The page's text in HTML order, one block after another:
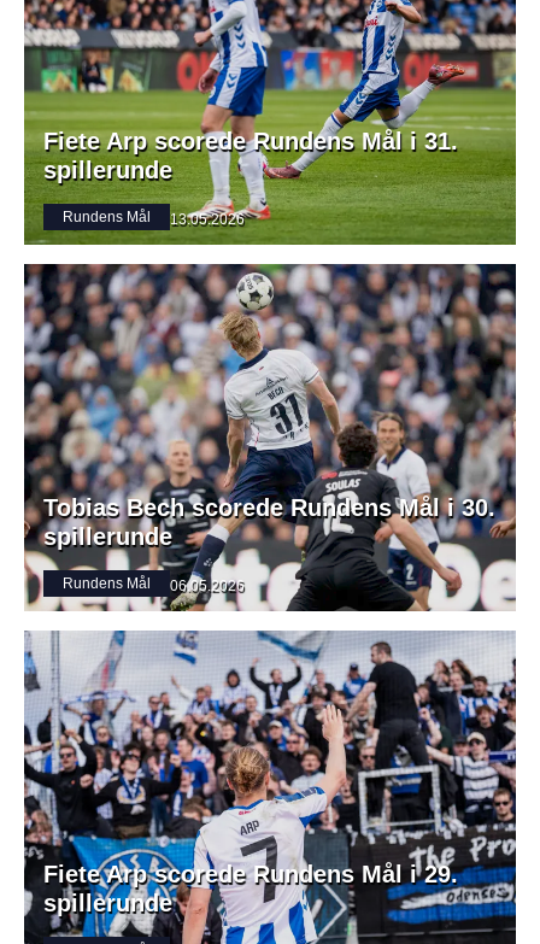
Fiete Arp scorede Rundens Mål i 31.
spillerunde
Rundens Mål 13.05.2026
Tobias Bech scorede Rundens Mål i 30.
spillerunde
Rundens Mål 06.05.2026
Fiete Arp scorede Rundens Mål i 29.
spillerunde